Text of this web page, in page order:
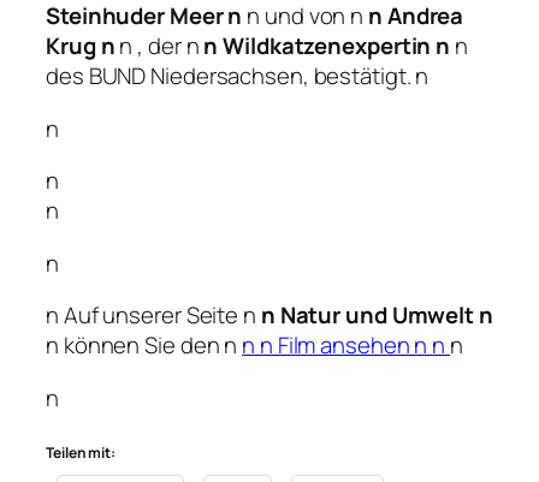
Steinhuder Meer n n und von n n Andrea
Krug nn , der nn Wildkatzenexpertin n n
des BUND Niedersachsen, bestätigt. n
n
n
n
n
n Auf unserer Seite n n Natur und Umwelt n
n können Sie den n n n Film ansehen n n n
n
Teilen mit: